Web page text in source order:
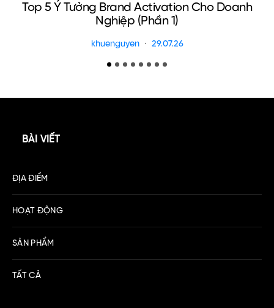
Top 5 Ý Tưởng Brand Activation Cho Doanh
Nghiệp (Phần 1)
khuenguyen 29.07.26
BÀI VIẾT
ĐỊA ĐIỂM
HOẠT ĐỘNG
SẢN PHẨM
TẤT CẢ